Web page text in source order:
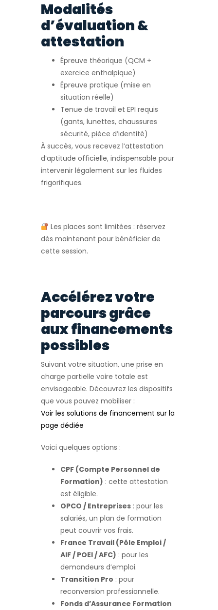
Modalités
d’évaluation &
attestation
Épreuve théorique (QCM +
exercice enthalpique)
Épreuve pratique (mise en
situation réelle)
Tenue de travail et EPI requis
(gants, lunettes, chaussures
sécurité, pièce d’identité)
À succès, vous recevez l’attestation
d’aptitude officielle, indispensable pour
intervenir légalement sur les fluides
frigorifiques.
Les places sont limitées : réservez
dès maintenant pour bénéficier de
cette session.
Accélérez votre
parcours grâce
aux financements
possibles
Suivant votre situation, une prise en
charge partielle voire totale est
envisageable. Découvrez les dispositifs
que vous pouvez mobiliser :
Voir les solutions de financement sur la
page dédiée
Voici quelques options :
CPF (Compte Personnel de
Formation) : cette attestation
est éligible.
OPCO / Entreprises : pour les
salariés, un plan de formation
peut couvrir vos frais.
France Travail (Pôle Emploi /
AIF / POEI / AFC) : pour les
demandeurs d’emploi.
Transition Pro : pour
reconversion professionnelle.
Fonds d’Assurance Formation